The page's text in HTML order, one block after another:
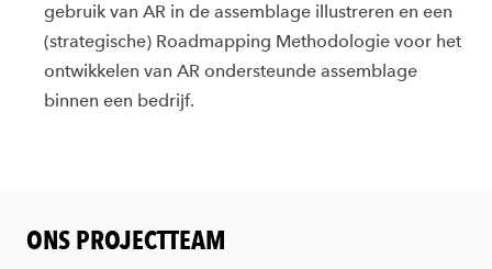
gebruik van AR in de assemblage illustreren en een
(strategische) Roadmapping Methodologie voor het
ontwikkelen van AR ondersteunde assemblage
binnen een bedrijf.
ONS PROJECTTEAM